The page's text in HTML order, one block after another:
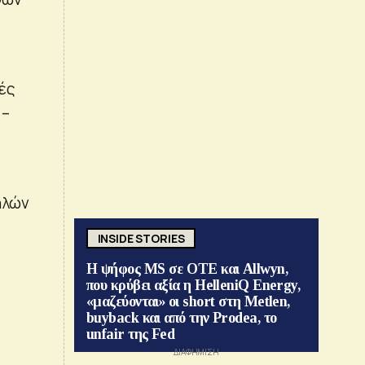
INSIDE STORIES
Η ψήφος MS σε ΟΤΕ και Allwyn,
που κρύβει αξία η HelleniQ Energy,
«μαζεύονται» οι short στη Metlen,
buyback και από την Prodea, το
unfair της Fed